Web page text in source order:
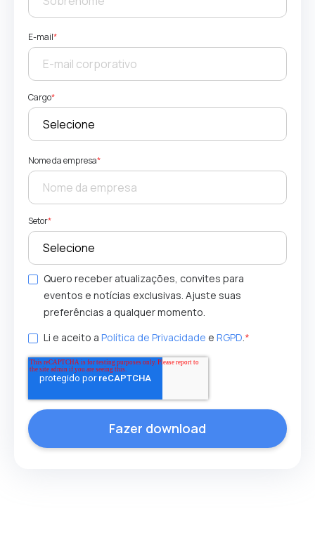
E-mail*
Cargo*
Nome da empresa*
Setor*
Quero receber atualizações, convites para
eventos e notícias exclusivas. Ajuste suas
preferências a qualquer momento.
Li e aceito a Política de Privacidade e RGPD.*